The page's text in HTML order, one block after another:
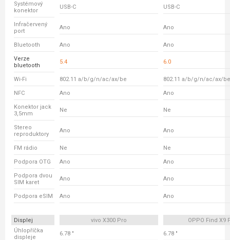
Systémový
konektor
USB-C USB-C
Infračervený
port
Ano Ano
Bluetooth Ano Ano
Verze
bluetooth
5.4 6.0
Wi-Fi 802.11 a/b/g/n/ac/ax/be 802.11 a/b/g/n/ac/ax/be
NFC Ano Ano
Konektor jack
3,5mm
Ne Ne
Stereo
reproduktory
Ano Ano
FM rádio Ne Ne
Podpora OTG Ano Ano
Podpora dvou
SIM karet
Ano Ano
Podpora eSIM Ano Ano
Displej vivo X300 Pro
OPPO Find X9
Úhlopříčka
displeje
6.78 " 6.78 "